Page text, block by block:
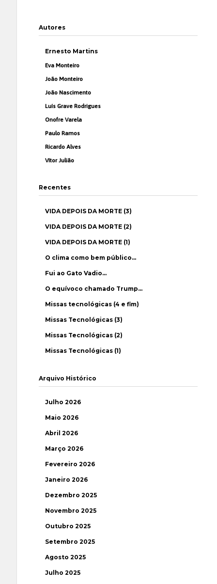
Autores
Ernesto Martins
Eva Monteiro
João Monteiro
João Nascimento
Luís Grave Rodrigues
Onofre Varela
Paulo Ramos
Ricardo Alves
Vítor Julião
Recentes
VIDA DEPOIS DA MORTE (3)
VIDA DEPOIS DA MORTE (2)
VIDA DEPOIS DA MORTE (1)
O clima como bem público…
Fui ao Gato Vadio…
O equívoco chamado Trump…
Missas tecnológicas (4 e fim)
Missas Tecnológicas (3)
Missas Tecnológicas (2)
Missas Tecnológicas (1)
Arquivo Histórico
Julho 2026
Maio 2026
Abril 2026
Março 2026
Fevereiro 2026
Janeiro 2026
Dezembro 2025
Novembro 2025
Outubro 2025
Setembro 2025
Agosto 2025
Julho 2025